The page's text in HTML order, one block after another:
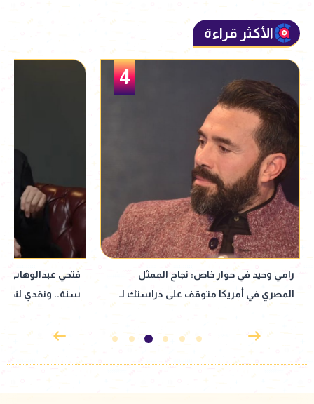
الأكثر قراءة
5
فتحي عبدالوهاب: بتفرج على نفسي بعد
سنة.. ونقدي لنفسي بيبقى قاسي جدًا
"عاجبني
توجه رسالة دعم